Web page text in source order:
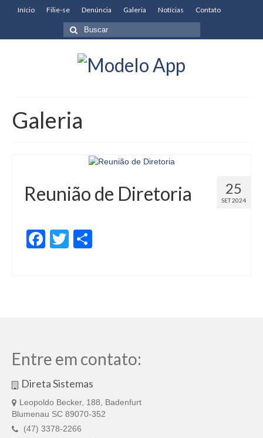
Início Filie-se Denúncia Galeria Notícias Contato
Buscar
por:
Galeria
25
SET 2024
Reunião de Diretoria
Facebook
Twitter
Entre em contato:
Direta Sistemas
Leopoldo Becker, 188, Badenfurt
Blumenau SC 89070-352
(47) 3378-2266